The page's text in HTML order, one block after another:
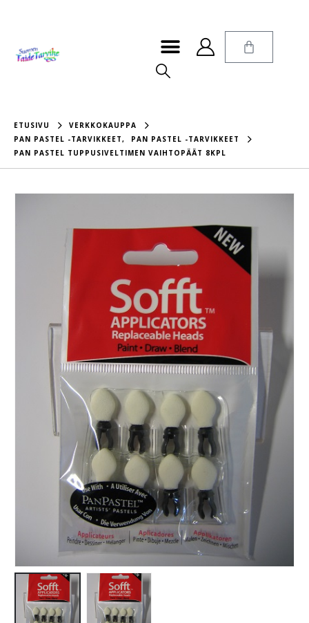
ETUSIVU
VERKKOKAUPPA
PAN PASTEL -TARVIKKEET,
PAN PASTEL -TARVIKKEET
PAN PASTEL TUPPUSIVELTIMEN VAIHTOPÄÄT 8KPL